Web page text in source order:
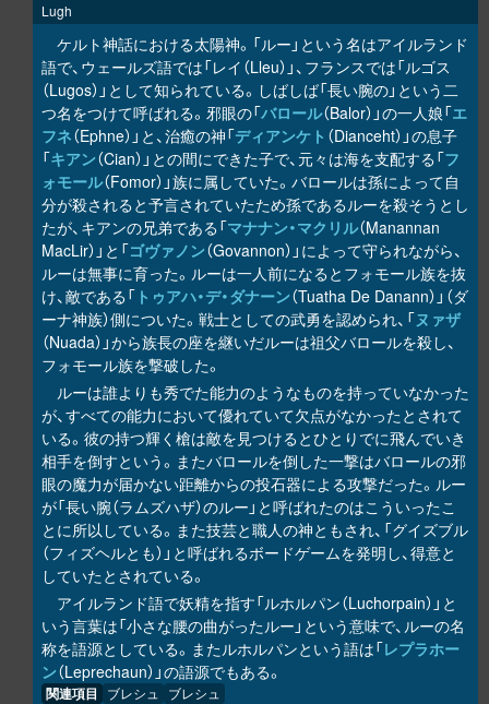
Lugh
ケルト神話における太陽神。「ルー」という名はアイルランド
語で、ウェールズ語では「レイ（Lleu）」、フランスでは「ルゴス
（Lugos）」として知られている。しばしば「長い腕の」という二
つ名をつけて呼ばれる。邪眼の「バロール（Balor）」の一人娘「エ
フネ（Ephne）」と、治癒の神「ディアンケト （Dianceht）」の息子
「キアン（Cian）」との間にできた子で、元々は海を支配する「フ
ォモール（Fomor）」族に属していた。バロールは孫によって自
分が殺されると予言されていたため孫であるルーを殺そうとし
たが、キアンの兄弟である「マナナン・マクリル（Manannan
MacLir）」と「ゴヴァノン（Govannon）」によって守られながら、
ルーは無事に育った。ルーは一人前になるとフォモール族を抜
け、敵である「 トゥアハ・デ・ダナーン（Tuatha De Danann）」（ダ
ーナ神族）側についた。戦士としての武勇を認められ、「ヌァザ
（Nuada）」から族長の座を継いだルーは祖父バロールを殺し、
フォモール族を撃破した。
ルーは誰よりも秀でた能力のようなものを持っていなかった
が、すべての能力において優れていて欠点がなかったとされて
いる。彼の持つ輝く槍は敵を見つけるとひとりでに飛んでいき
相手を倒すという。またバロールを倒した一撃はバロールの邪
眼の魔力が届かない距離からの投石器による攻撃だった。ルー
が「長い腕（ラムズハザ）のルー」と呼ばれたのはこういったこ
とに所以している。また技芸と職人の神ともされ、「グイズブル
（フィズヘルとも）」と呼ばれるボードゲームを発明し、得意と
していたとされている。
アイルランド語で妖精を指す「ルホルパン（Luchorpain）」と
いう言葉は「小さな腰の曲がったルー」という意味で、ルーの名
称を語源としている。またルホルパンという語は「レプラホー
ン（Leprechaun）」の語源でもある。
関連項目 ブレシュ ブレシュ